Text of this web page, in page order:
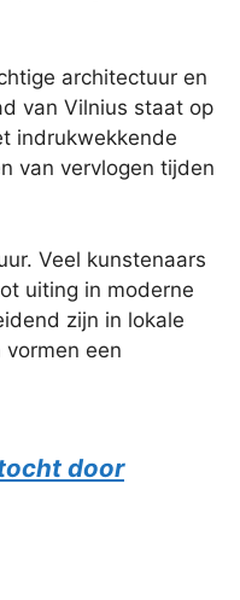
architectuur en
van Vilnius staat op
indrukwekkende
van vervlogen tijden
Veel kunstenaars
uiting in moderne
zijn in lokale
een
door